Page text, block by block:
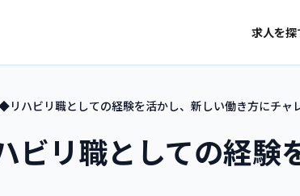
求人を探
ハビリ職としての経験を活かし、新しい働き方にチャ
リ職としての経験